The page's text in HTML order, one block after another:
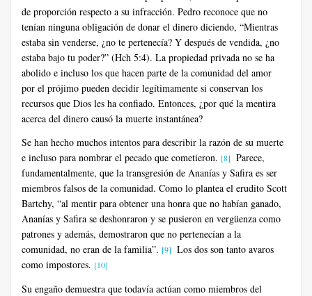
de proporción respecto a su infracción. Pedro reconoce que no
tenían ninguna obligación de donar el dinero diciendo, “Mientras
estaba sin venderse, ¿no te pertenecía? Y después de vendida, ¿no
estaba bajo tu poder?” (Hch 5:4). La propiedad privada no se ha
abolido e incluso los que hacen parte de la comunidad del amor
por el prójimo pueden decidir legítimamente si conservan los
recursos que Dios les ha confiado. Entonces, ¿por qué la mentira
acerca del dinero causó la muerte instantánea?
Se han hecho muchos intentos para describir la razón de su muerte
e incluso para nombrar el pecado que cometieron. [8] Parece,
fundamentalmente, que la transgresión de Ananías y Safira es ser
miembros falsos de la comunidad. Como lo plantea el erudito Scott
Bartchy, “al mentir para obtener una honra que no habían ganado,
Ananías y Safira se deshonraron y se pusieron en vergüenza como
patrones y además, demostraron que no pertenecían a la
comunidad, no eran de la familia”. [9] Los dos son tanto avaros
como impostores. [10]
Su engaño demuestra que todavía actúan como miembros del